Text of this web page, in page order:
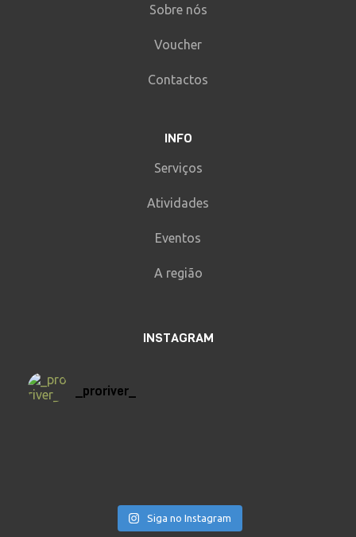
Sobre nós
Voucher
Contactos
INFO
Serviços
Atividades
Eventos
A região
INSTAGRAM
_proriver_
Siga no Instagram